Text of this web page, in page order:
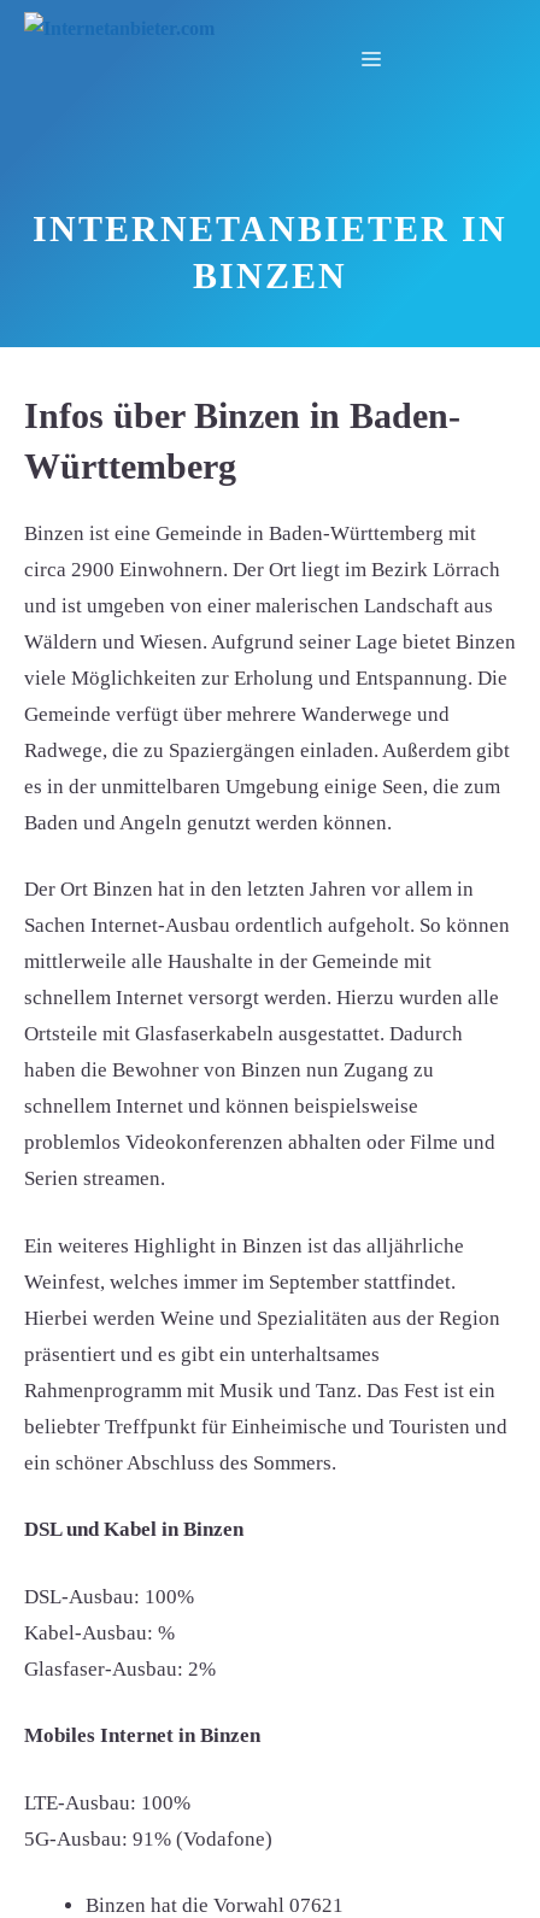
Zum
Menü
INTERNETANBIETER IN
BINZEN
Infos über Binzen in Baden-
Württemberg
Binzen ist eine Gemeinde in Baden-Württemberg mit
circa 2900 Einwohnern. Der Ort liegt im Bezirk Lörrach
und ist umgeben von einer malerischen Landschaft aus
Wäldern und Wiesen. Aufgrund seiner Lage bietet Binzen
viele Möglichkeiten zur Erholung und Entspannung. Die
Gemeinde verfügt über mehrere Wanderwege und
Radwege, die zu Spaziergängen einladen. Außerdem gibt
es in der unmittelbaren Umgebung einige Seen, die zum
Baden und Angeln genutzt werden können.
Der Ort Binzen hat in den letzten Jahren vor allem in
Sachen Internet-Ausbau ordentlich aufgeholt. So können
mittlerweile alle Haushalte in der Gemeinde mit
schnellem Internet versorgt werden. Hierzu wurden alle
Ortsteile mit Glasfaserkabeln ausgestattet. Dadurch
haben die Bewohner von Binzen nun Zugang zu
schnellem Internet und können beispielsweise
problemlos Videokonferenzen abhalten oder Filme und
Serien streamen.
Ein weiteres Highlight in Binzen ist das alljährliche
Weinfest, welches immer im September stattfindet.
Hierbei werden Weine und Spezialitäten aus der Region
präsentiert und es gibt ein unterhaltsames
Rahmenprogramm mit Musik und Tanz. Das Fest ist ein
beliebter Treffpunkt für Einheimische und Touristen und
ein schöner Abschluss des Sommers.
DSL und Kabel in Binzen
DSL-Ausbau: 100%
Kabel-Ausbau: %
Glasfaser-Ausbau: 2%
Mobiles Internet in Binzen
LTE-Ausbau: 100%
5G-Ausbau: 91% (Vodafone)
Binzen hat die Vorwahl 07621